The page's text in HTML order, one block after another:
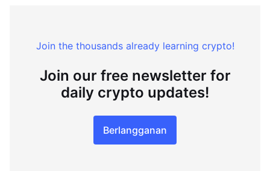
Join the thousands already learning crypto!
Join our free newsletter for
daily crypto updates!
Berlangganan